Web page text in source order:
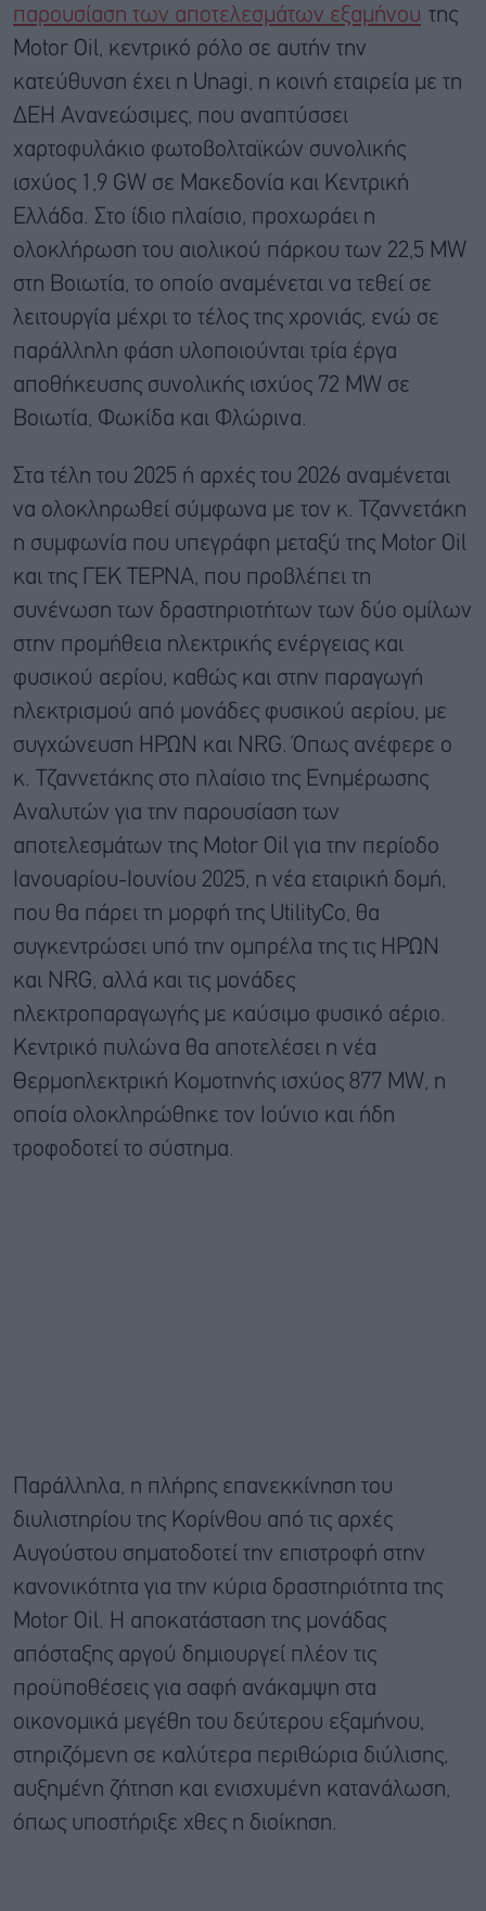
παρουσίαση των αποτελεσμάτων εξαμήνου της
Motor Oil, κεντρικό ρόλο σε αυτήν την
κατεύθυνση έχει η Unagi, η κοινή εταιρεία με τη
ΔΕΗ Ανανεώσιμες, που αναπτύσσει
χαρτοφυλάκιο φωτοβολταϊκών συνολικής
ισχύος 1,9 GW σε Μακεδονία και Κεντρική
Ελλάδα. Στο ίδιο πλαίσιο, προχωράει η
ολοκλήρωση του αιολικού πάρκου των 22,5 MW
στη Βοιωτία, το οποίο αναμένεται να τεθεί σε
λειτουργία μέχρι το τέλος της χρονιάς, ενώ σε
παράλληλη φάση υλοποιούνται τρία έργα
αποθήκευσης συνολικής ισχύος 72 MW σε
Βοιωτία, Φωκίδα και Φλώρινα.
Στα τέλη του 2025 ή αρχές του 2026 αναμένεται
να ολοκληρωθεί σύμφωνα με τον κ. Τζαννετάκη
η συμφωνία που υπεγράφη μεταξύ της Motor Oil
και της ΓΕΚ ΤΕΡΝΑ, που προβλέπει τη
συνένωση των δραστηριοτήτων των δύο ομίλων
στην προμήθεια ηλεκτρικής ενέργειας και
φυσικού αερίου, καθώς και στην παραγωγή
ηλεκτρισμού από μονάδες φυσικού αερίου, με
συγχώνευση ΗΡΩΝ και NRG. Όπως ανέφερε ο
κ. Τζαννετάκης στο πλαίσιο της Ενημέρωσης
Αναλυτών για την παρουσίαση των
αποτελεσμάτων της Motor Oil για την περίοδο
Ιανουαρίου-Ιουνίου 2025, η νέα εταιρική δομή,
που θα πάρει τη μορφή της UtilityCo, θα
συγκεντρώσει υπό την ομπρέλα της τις ΗΡΩΝ
και NRG, αλλά και τις μονάδες
ηλεκτροπαραγωγής με καύσιμο φυσικό αέριο.
Κεντρικό πυλώνα θα αποτελέσει η νέα
Θερμοηλεκτρική Κομοτηνής ισχύος 877 MW, η
οποία ολοκληρώθηκε τον Ιούνιο και ήδη
τροφοδοτεί το σύστημα.
Παράλληλα, η πλήρης επανεκκίνηση του
διυλιστηρίου της Κορίνθου από τις αρχές
Αυγούστου σηματοδοτεί την επιστροφή στην
κανονικότητα για την κύρια δραστηριότητα της
Motor Oil. Η αποκατάσταση της μονάδας
απόσταξης αργού δημιουργεί πλέον τις
προϋποθέσεις για σαφή ανάκαμψη στα
οικονομικά μεγέθη του δεύτερου εξαμήνου,
στηριζόμενη σε καλύτερα περιθώρια διύλισης,
αυξημένη ζήτηση και ενισχυμένη κατανάλωση,
όπως υποστήριξε χθες η διοίκηση.